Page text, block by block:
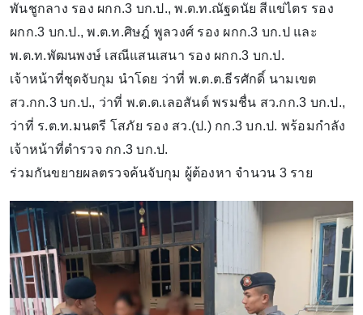
พันชูกลาง รอง ผกก.3 บก.ป., พ.ต.ท.ณัฐดนัย สีแข่ไตร รอง
ผกก.3 บก.ป., พ.ต.ท.ศิษฎ์ พูลวงศ์ รอง ผกก.3 บก.ป และ
พ.ต.ท.พัฒนพงษ์ เสณีแสนเสนา รอง ผกก.3 บก.ป.
เจ้าหน้าที่ชุดจับกุม นำโดย ว่าที่ พ.ต.ต.ธีรศักดิ์ นามเขต
สว.กก.3 บก.ป., ว่าที่ พ.ต.ต.เลอสันต์ พรมชื่น สว.กก.3 บก.ป.,
ว่าที่ ร.ต.ท.มนตรี โสภัย รอง สว.(ป.) กก.3 บก.ป. พร้อมกำลัง
เจ้าหน้าที่ตำรวจ กก.3 บก.ป.
ร่วมกันขยายผลตรวจค้นจับกุม ผู้ต้องหา จำนวน 3 ราย